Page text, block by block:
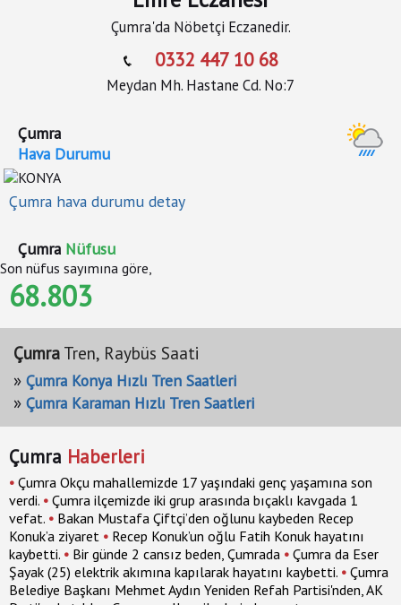
Çumra'da Nöbetçi Eczanedir.
0332 447 10 68
Meydan Mh. Hastane Cd. No:7
Çumra
Hava Durumu
Çumra hava durumu detay
Çumra Nüfusu
Son nüfus sayımına göre,
68.803
Çumra Tren, Raybüs Saati
» Çumra Konya Hızlı Tren Saatleri
» Çumra Karaman Hızlı Tren Saatleri
Çumra Haberleri
• Çumra Okçu mahallemizde 17 yaşındaki genç yaşamına son
verdi. • Çumra ilçemizde iki grup arasında bıçaklı kavgada 1
vefat. • Bakan Mustafa Çiftçi’den oğlunu kaybeden Recep
Konuk’a ziyaret • Recep Konuk’un oğlu Fatih Konuk hayatını
kaybetti. • Bir günde 2 cansız beden, Çumrada • Çumra da Eser
Şayak (25) elektrik akımına kapılarak hayatını kaybetti. • Çumra
Belediye Başkanı Mehmet Aydın Yeniden Refah Partisi'nden, AK